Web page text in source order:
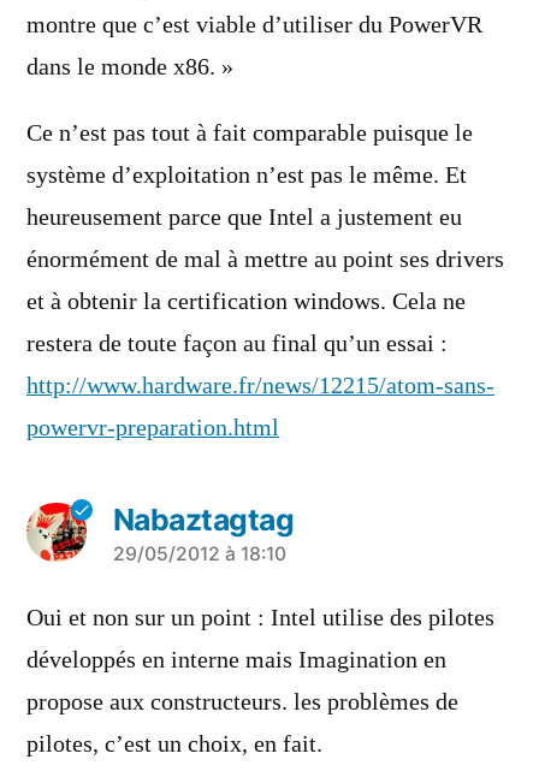
montre que c’est viable d’utiliser du PowerVR
dans le monde x86. »
Ce n’est pas tout à fait comparable puisque le
système d’exploitation n’est pas le même. Et
heureusement parce que Intel a justement eu
énormément de mal à mettre au point ses drivers
et à obtenir la certification windows. Cela ne
restera de toute façon au final qu’un essai :
http://www.hardware.fr/news/12215/atom-sans-
powervr-preparation.html
Nabaztagtag
a
dit :
29/05/2012 à 18:10
Oui et non sur un point : Intel utilise des pilotes
développés en interne mais Imagination en
propose aux constructeurs. les problèmes de
pilotes, c’est un choix, en fait.